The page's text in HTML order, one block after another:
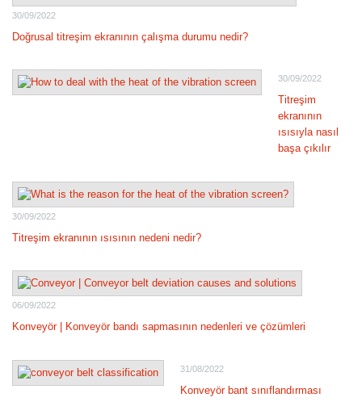
30/09/2022
Doğrusal titreşim ekranının çalışma durumu nedir?
30/09/2022
Titreşim
ekranının
ısısıyla nasıl
başa çıkılır
30/09/2022
Titreşim ekranının ısısının nedeni nedir?
06/09/2022
Konveyör | Konveyör bandı sapmasının nedenleri ve çözümleri
31/08/2022
Konveyör bant sınıflandırması